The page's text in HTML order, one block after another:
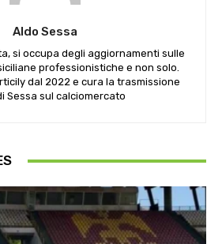
Aldo Sessa
si occupa degli aggiornamenti sulle
professionistiche e non solo.
dal 2022 e cura la trasmissione
Sessa sul calciomercato